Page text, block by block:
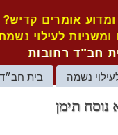
אומרים קדיש?
לעילוי
חב"ד רחובות
נשמה בית
תימן